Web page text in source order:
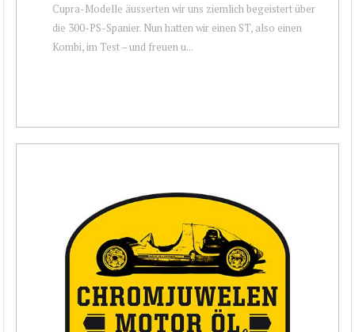
Cupra-Modelle äusserten wir uns ziemlich begeistert über
die 300-PS-Spanier. Nun hatten wir einen ST, also einen
Kombi, im Test – und freuen u...